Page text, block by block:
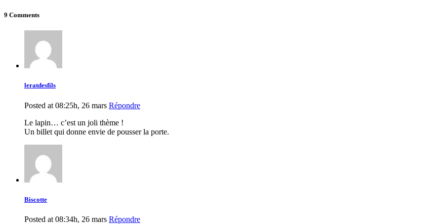
9 Comments
leratdesfils
Posted at 08:25h, 26 mars Répondre
Le lapin… c’est un joli thème !
Un billet qui donne envie de pousser la porte.
Biscotte
Posted at 08:34h, 26 mars Répondre